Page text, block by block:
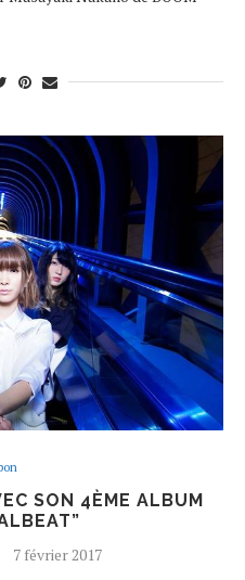
SON 4ÈME ALBUM
7 février 2017